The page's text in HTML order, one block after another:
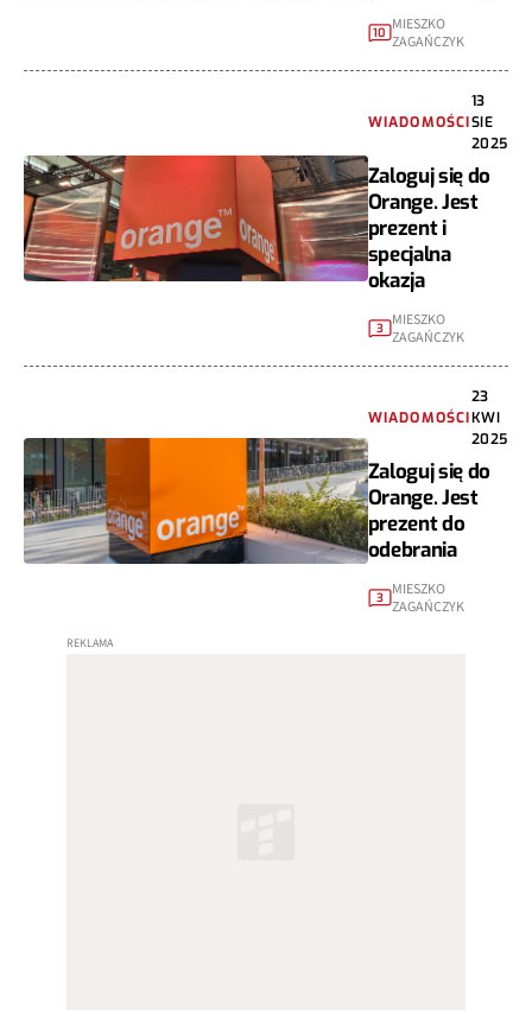
10 MIESZKO
ZAGAŃCZYK
WIADOMOŚCI
13
SIE
2025
Zaloguj się do
Orange. Jest
prezent i
specjalna
okazja
3 MIESZKO
ZAGAŃCZYK
WIADOMOŚCI
23
KWI
2025
Zaloguj się do
Orange. Jest
prezent do
odebrania
3 MIESZKO
ZAGAŃCZYK